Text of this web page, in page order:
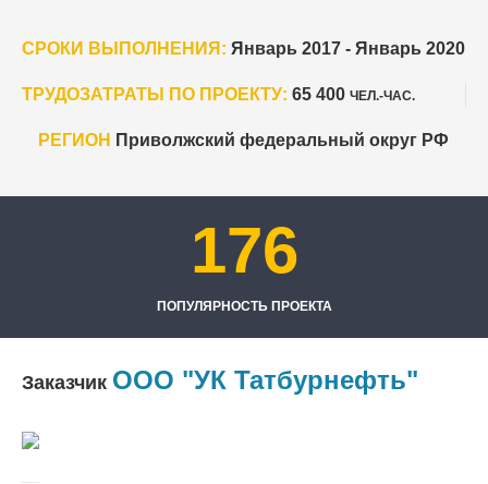
СРОКИ ВЫПОЛНЕНИЯ: Январь 2017 - Январь 2020
ТРУДОЗАТРАТЫ ПО ПРОЕКТУ: 65 400 ЧЕЛ.-ЧАС.
РЕГИОН Приволжский федеральный округ РФ
176
ПОПУЛЯРНОСТЬ ПРОЕКТА
Заказчик ООО "УК Татбурнефть"